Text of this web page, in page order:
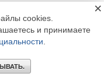
cookies.
и принимаете
×